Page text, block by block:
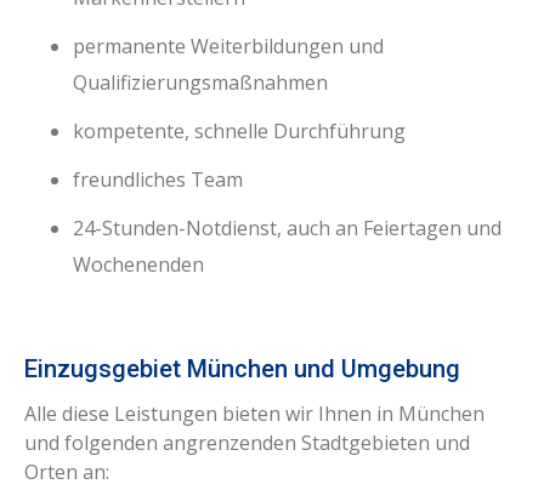
permanente Weiterbildungen und
Qualifizierungsmaßnahmen
kompetente, schnelle Durchführung
freundliches Team
24-Stunden-Notdienst, auch an Feiertagen und
Wochenenden
Einzugsgebiet München und Umgebung
Alle diese Leistungen bieten wir Ihnen in München
und folgenden angrenzenden Stadtgebieten und
Orten an: